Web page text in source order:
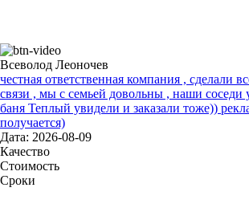
Всеволод Леоночев
честная ответственная компания , сделали
связи , мы с семьей довольны , наши соседи
баня Теплый увидели и заказали тоже))
получается)
Дата: 2026-08-09
Качество
Стоимость
Сроки